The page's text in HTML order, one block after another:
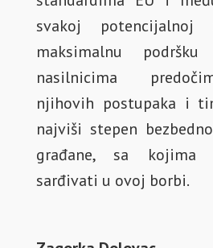
svakoj
maksimalnu
nasilnicima
njihovih postupaka i
najviši stepen
građane, sa kojima
sarđivati u ovoj borbi.